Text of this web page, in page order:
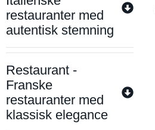
restauranter med
autentisk stemning
Restaurant -
Franske
restauranter med
klassisk elegance